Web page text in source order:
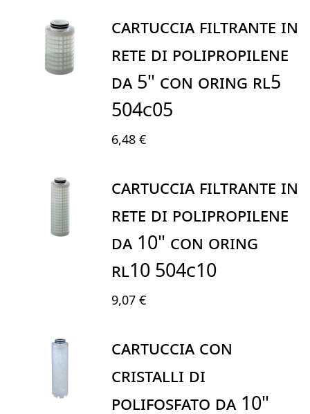
CARTUCCIA FILTRANTE IN
RETE DI POLIPROPILENE
DA 5" CON ORING RL5
504C05
6,48 €
CARTUCCIA FILTRANTE IN
RETE DI POLIPROPILENE
DA 10" CON ORING
RL10 504C10
9,07 €
CARTUCCIA CON
CRISTALLI DI
POLIFOSFATO DA 10"